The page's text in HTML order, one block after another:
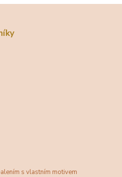
s vlastním motivem